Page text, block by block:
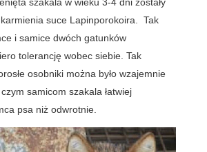
suce Lapinporokoira. Tak
i samice dwóch gatunków
tolerancję wobec siebie. Tak
osobniki można było wzajemnie
samicom szakala łatwiej
psa niż odwrotnie.